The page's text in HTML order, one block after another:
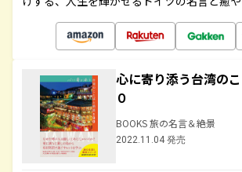
心に寄り添う台湾の
０
BOOKS 旅の名言＆絶景
2022.11.04 発売